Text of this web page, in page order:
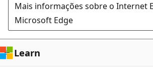
Mais informações sobre o Internet
Microsoft Edge
Learn